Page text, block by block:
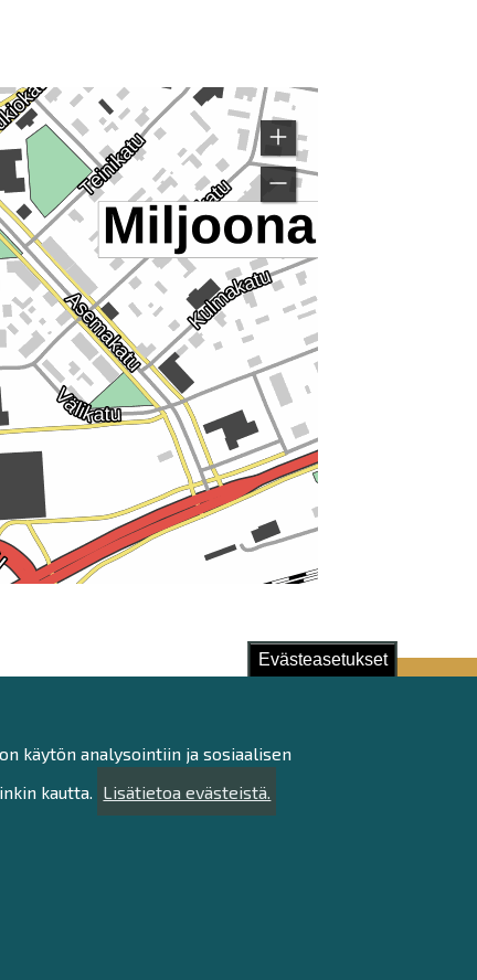
Evästeasetukset
käytön analysointiin ja sosiaalisen
kautta.
Lisätietoa evästeistä.